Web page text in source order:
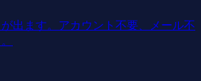
出ます。アカウント不要、メール不